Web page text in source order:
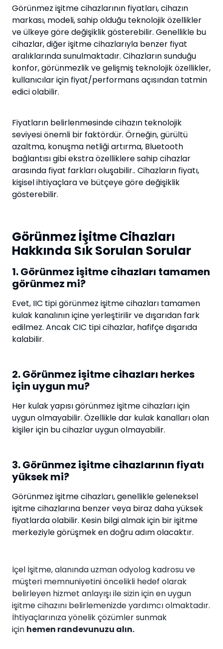
Görünmez işitme cihazlarının fiyatları, cihazın
markası, modeli, sahip olduğu teknolojik özellikler
ve ülkeye göre değişiklik gösterebilir. Genellikle bu
cihazlar, diğer işitme cihazlarıyla benzer fiyat
aralıklarında sunulmaktadır. Cihazların sunduğu
konfor, görünmezlik ve gelişmiş teknolojik özellikler,
kullanıcılar için fiyat/performans açısından tatmin
edici olabilir.
Fiyatların belirlenmesinde cihazın teknolojik
seviyesi önemli bir faktördür. Örneğin, gürültü
azaltma, konuşma netliği artırma, Bluetooth
bağlantısı gibi ekstra özelliklere sahip cihazlar
arasında fiyat farkları oluşabilir.. Cihazların fiyatı,
kişisel ihtiyaçlara ve bütçeye göre değişiklik
gösterebilir.
Görünmez İşitme Cihazları
Hakkında Sık Sorulan Sorular
1. Görünmez işitme cihazları tamamen
görünmez mi?
Evet, IIC tipi görünmez işitme cihazları tamamen
kulak kanalının içine yerleştirilir ve dışarıdan fark
edilmez. Ancak CIC tipi cihazlar, hafifçe dışarıda
kalabilir.
2. Görünmez işitme cihazları herkes
için uygun mu?
Her kulak yapısı görünmez işitme cihazları için
uygun olmayabilir. Özellikle dar kulak kanalları olan
kişiler için bu cihazlar uygun olmayabilir.
3. Görünmez işitme cihazlarının fiyatı
yüksek mi?
Görünmez işitme cihazları, genellikle geleneksel
işitme cihazlarına benzer veya biraz daha yüksek
fiyatlarda olabilir. Kesin bilgi almak için bir işitme
merkeziyle görüşmek en doğru adım olacaktır.
İçel İşitme, alanında uzman odyolog kadrosu ve
müşteri memnuniyetini öncelikli hedef olarak
belirleyen hizmet anlayışı ile sizin için en uygun
işitme cihazını belirlemenizde yardımcı olmaktadır.
İhtiyaçlarınıza yönelik çözümler sunmak
için hemen randevunuzu alın.